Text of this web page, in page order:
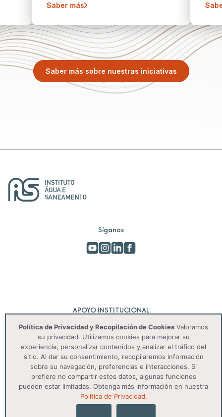
Saber más
Saber más sobre nuestras iniciativas
Síganos
APOYO INSTITUCIONAL
© 2025 IAS. Todos os direitos reservados.
Política de Privacidad y Recopilación de Cookies Valoramos
su privacidad. Utilizamos cookies para mejorar su
experiencia, personalizar contenidos y analizar el tráfico del
sitio. Al dar su consentimiento, recopilaremos información
sobre su navegación, preferencias e interacciones. Si
prefiere no compartir estos datos, algunas funciones
pueden estar limitadas. Obtenga más información en nuestra
Política de Privacidad.